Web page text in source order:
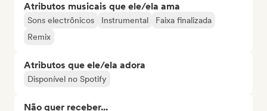
Atributos musicais que ele/ela ama
Sons electrônicos Instrumental
Faixa finalizada
Remix
Atributos que ele/ela adora
Disponível no Spotify
Não quer receber...